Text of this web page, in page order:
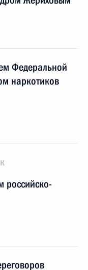
Федеральной
наркотиков
российско-